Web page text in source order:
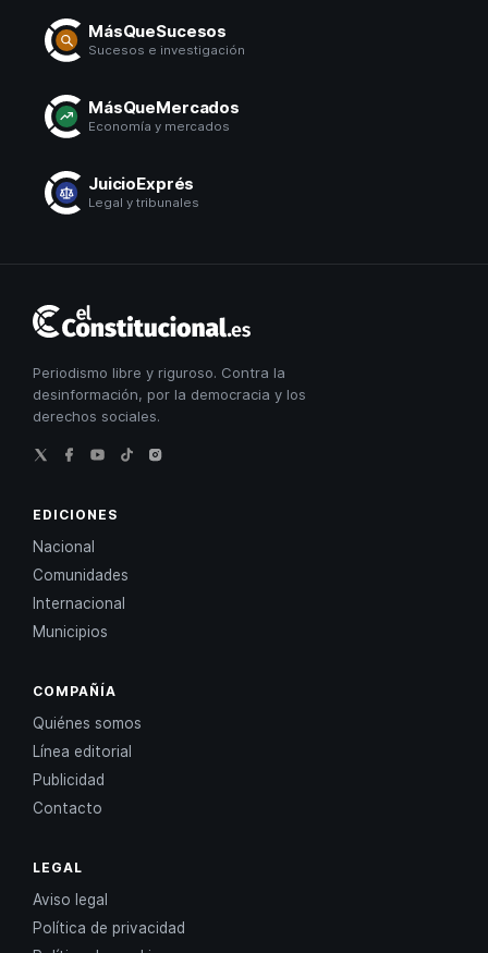
MásQueSucesos
Sucesos e investigación
MásQueMercados
Economía y mercados
JuicioExprés
Legal y tribunales
Constitucional
Periodismo libre y riguroso. Contra la
desinformación, por la democracia y los
derechos sociales.
EDICIONES
Nacional
Comunidades
Internacional
Municipios
COMPAÑÍA
Quiénes somos
Línea editorial
Publicidad
Contacto
LEGAL
Aviso legal
Política de privacidad